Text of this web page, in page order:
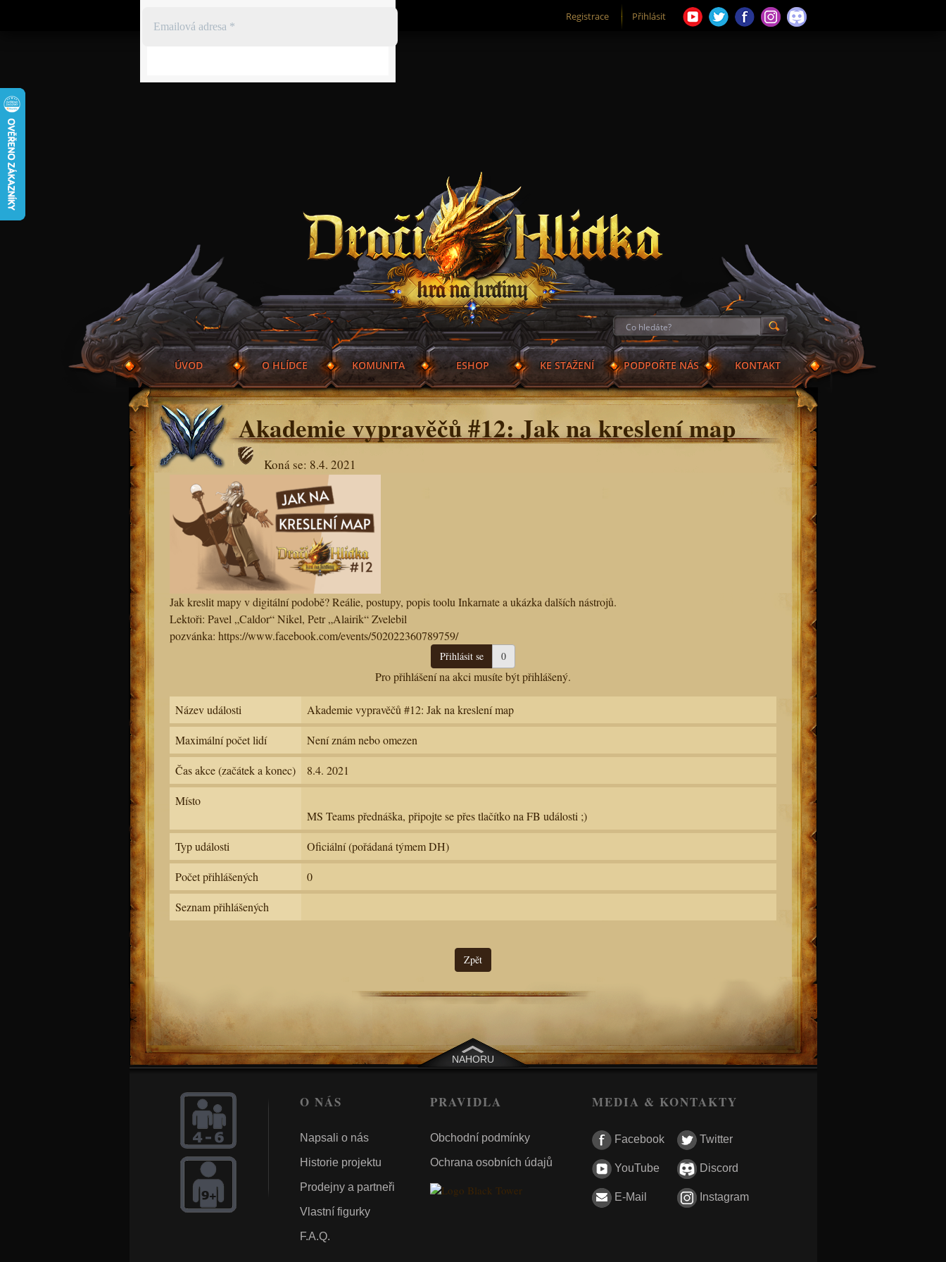
Registrace Přihlásit
ÚVOD O HLÍDCE KOMUNITA ESHOP KE STAŽENÍ PODPOŘTE NÁS KONTAKT
Akademie vypravěčů #12: Jak na kreslení map
Koná se: 8.4. 2021
Jak kreslit mapy v digitální podobě? Reálie, postupy, popis toolu Inkarnate a ukázka dalších nástrojů.
Lektoři: Pavel „Caldor“ Nikel, Petr „Alairik“ Zvelebil
pozvánka: https://www.facebook.com/events/502022360789759/
Přihlásit se 0
Pro přihlášení na akci musíte být přihlášený.
Název události Akademie vypravěčů #12: Jak na kreslení map
Maximální počet lidí Není znám nebo omezen
Čas akce (začátek a konec) 8.4. 2021
Místo
MS Teams přednáška, připojte se přes tlačítko na FB události ;)
Typ události Oficiální (pořádaná týmem DH)
Počet přihlášených 0
Seznam přihlášených
Zpět
NAHORU
O NÁS
Napsali o nás
Historie projektu
Prodejny a partneři
Vlastní figurky
F.A.Q.
PRAVIDLA
Obchodní podmínky
Ochrana osobních údajů
MEDIA & KONTAKTY
Facebook Twitter
YouTube Discord
E-Mail Instagram